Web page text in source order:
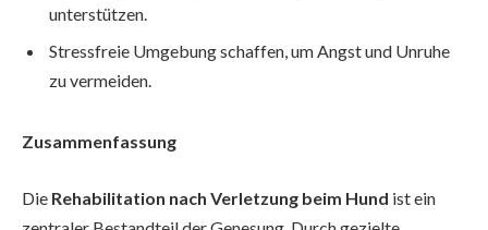
unterstützen.
Stressfreie Umgebung schaffen, um Angst und Unruhe
zu vermeiden.
Zusammenfassung
Die Rehabilitation nach Verletzung beim Hund ist ein